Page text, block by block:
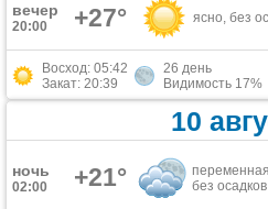
вечер
20:00 +27° ясно, без
Восход: 05:42
Закат: 20:39
26 день
Видимость 17%
10
ночь
02:00 +21°
без осадков